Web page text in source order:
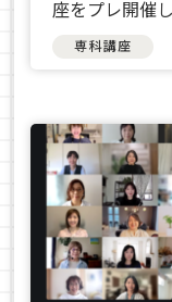
座をプレ開催
専科講座